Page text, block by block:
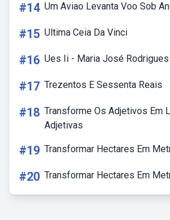
#14 Um Aviao Levanta Voo Sob
#15 Ultima Ceia Da Vinci
#16 Ues Ii - Maria José Rodrigues
#17 Trezentos E Sessenta Reais
#18 Transforme Os Adjetivos Em
Adjetivas
#19 Transformar Hectares Em
#20 Transformar Hectares Em